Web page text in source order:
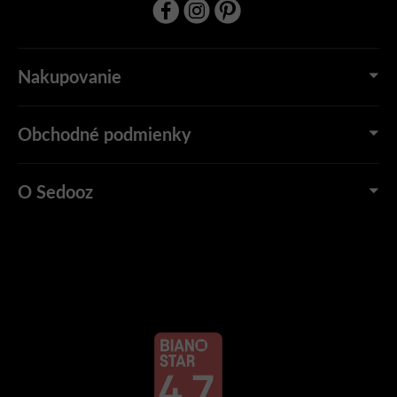
Nakupovanie
Obchodné podmienky
O Sedooz